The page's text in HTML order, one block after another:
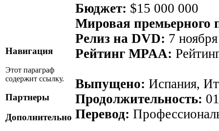
Навигация
Этот параграф
содержит ссылку.
Партнеры
Дополнительно
Бюджет: $15 000 000
Мировая премьерного
Релиз на DVD: 7
Рейтинг MPAA:
Выпущено: Испания,
Продолжительность:
Перевод: